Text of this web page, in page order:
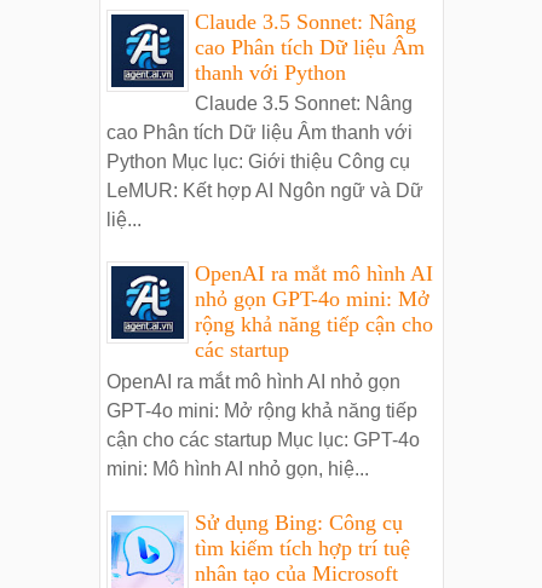
Claude 3.5 Sonnet: Nâng
cao Phân tích Dữ liệu Âm
thanh với Python
Claude 3.5 Sonnet: Nâng
cao Phân tích Dữ liệu Âm thanh với
Python Mục lục: Giới thiệu Công cụ
LeMUR: Kết hợp AI Ngôn ngữ và Dữ
liệ...
OpenAI ra mắt mô hình AI
nhỏ gọn GPT-4o mini: Mở
rộng khả năng tiếp cận cho
các startup
OpenAI ra mắt mô hình AI nhỏ gọn
GPT-4o mini: Mở rộng khả năng tiếp
cận cho các startup Mục lục: GPT-4o
mini: Mô hình AI nhỏ gọn, hiệ...
Sử dụng Bing: Công cụ
tìm kiếm tích hợp trí tuệ
nhân tạo của Microsoft